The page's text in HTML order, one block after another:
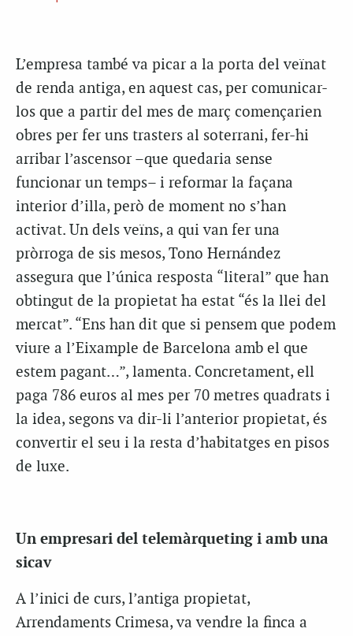
L’empresa també va picar a la porta del veïnat
de renda antiga, en aquest cas, per comunicar-
los que a partir del mes de març començarien
obres per fer uns trasters al soterrani, fer-hi
arribar l’ascensor –que quedaria sense
funcionar un temps– i reformar la façana
interior d’illa, però de moment no s’han
activat. Un dels veïns, a qui van fer una
pròrroga de sis mesos, Tono Hernández
assegura que l’única resposta “literal” que han
obtingut de la propietat ha estat “és la llei del
mercat”. “Ens han dit que si pensem que podem
viure a l’Eixample de Barcelona amb el que
estem pagant…”, lamenta. Concretament, ell
paga 786 euros al mes per 70 metres quadrats i
la idea, segons va dir-li l’anterior propietat, és
convertir el seu i la resta d’habitatges en pisos
de luxe.
Un empresari del telemàrqueting i amb una
sicav
A l’inici de curs, l’antiga propietat,
Arrendaments Crimesa, va vendre la finca a